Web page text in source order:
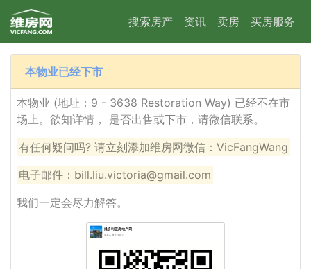
搜索房产 资讯 卖房 买房服务
本物业已经下市
本物业 (地址：9 - 3638 Restoration Way) 已经不在市
场上。欲知详情， 是否出售或下市，请微信联系。
有任何疑问吗? 请立刻添加维房网微信：VicFangWang
电子邮件：bill.liu.victoria@gmail.com
我们一定会尽力解答。